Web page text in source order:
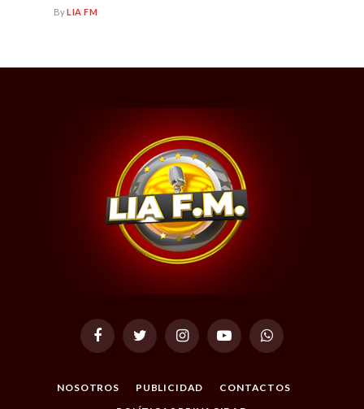
ByLIA FM
FacebookTwitter InstagramYouTubeWhatsApp
NOSOTROS PUBLICIDAD
CONTACTOS